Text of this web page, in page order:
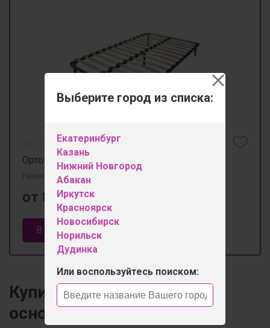
Выберите город из списка:
Екатеринбург
Казань
Нижний Новгород
Абакан
Иркутск
Красноярск
Новосибирск
Норильск
Дудинка
Или воспользуйтесь поиском:
Ортопед (1400*2000) КМК
Размеры 2000мм×1400мм
от 8 000 ₽
В корзину
Купить ортопедическое
основание для кровати